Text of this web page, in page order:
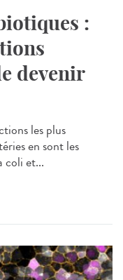
:
devenir
les plus
en sont les
coli et...